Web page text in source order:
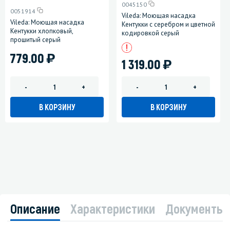
0051914
Vileda: Моющая насадка
Кентукки хлопковый,
прошитый серый
779.00)
- +
В КОРЗИНУ
0045150
Vileda: Моющая насадка
Кентукки с серебром и цветной
кодировкой серый
1 319.00)
- +
В КОРЗИНУ
Описание Характеристики Документы